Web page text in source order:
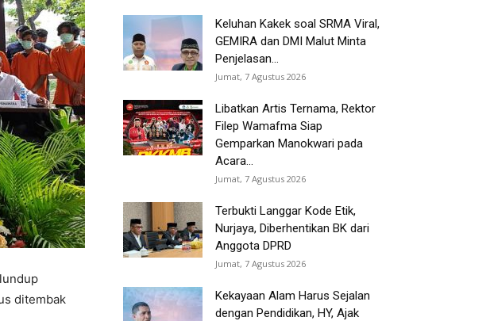
ditembak
Keluhan Kakek soal SRMA Viral,
GEMIRA dan DMI Malut Minta
Penjelasan...
Jumat, 7 Agustus 2026
Libatkan Artis Ternama, Rektor
Filep Wamafma Siap
Gemparkan Manokwari pada
Acara...
Jumat, 7 Agustus 2026
Terbukti Langgar Kode Etik,
Nurjaya, Diberhentikan BK dari
Anggota DPRD
Jumat, 7 Agustus 2026
Kekayaan Alam Harus Sejalan
dengan Pendidikan, HY, Ajak